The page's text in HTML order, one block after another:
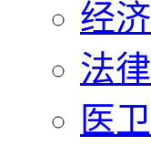
经济
法律
医卫